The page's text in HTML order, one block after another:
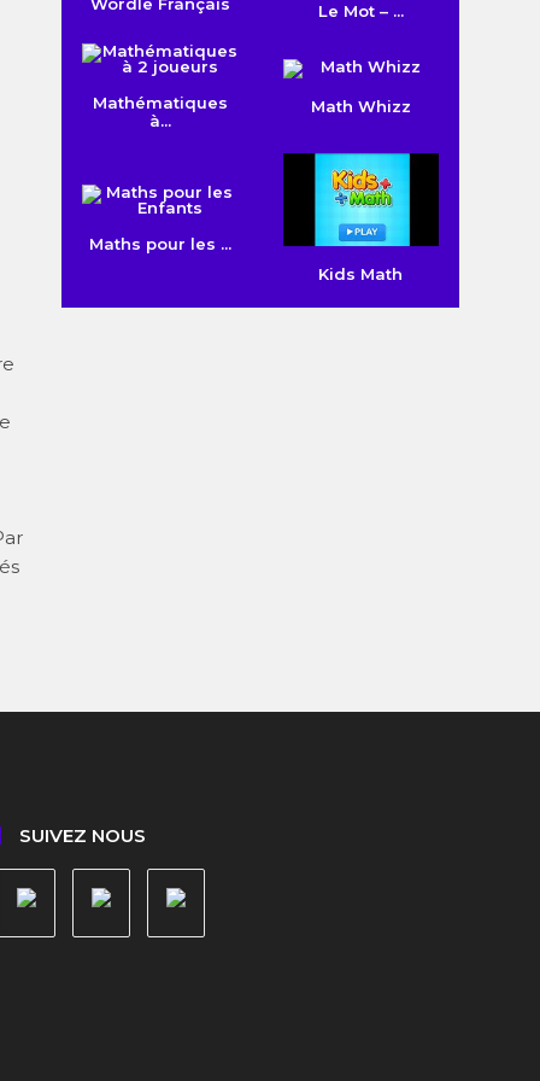
Le Mot – ...
Mathématiques
à...
Math Whizz
Maths pour les ...
Kids Math
SUIVEZ NOUS